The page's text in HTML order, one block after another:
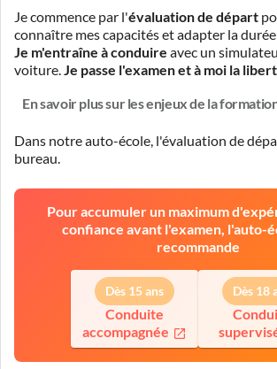
Je commence par l'évaluation de départ
connaître mes capacités et adapter la
Je m'entraîne à conduire avec un
voiture.Je passe l'examen et à moi la
En savoir plus sur les enjeux de la
Dans notre auto-école, l'évaluation de
bureau.
Pour accumuler un maximum
confiance avant l'examen, l'auto-
recommande
Dès 15 ans
Conduite
accompagnée
Dès 18